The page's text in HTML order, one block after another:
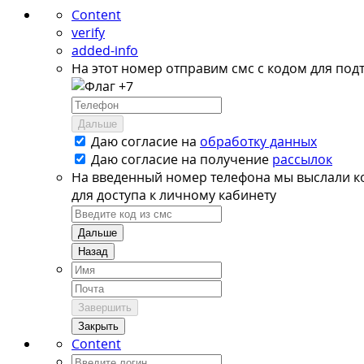
Content
verify
added-info
На этот номер отправим смс с кодом для
+7
Дальше
Даю согласие на обработку данных
Даю согласие на получение рассылок
На введенный номер телефона мы выслали
для доступа к личному кабинету
Дальше
Назад
Завершить
Закрыть
Content